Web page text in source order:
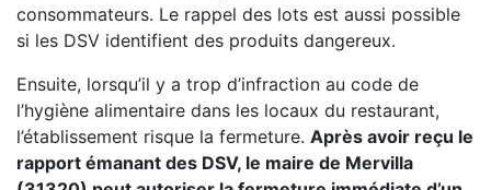
consommateurs. Le rappel des lots est aussi possible
si les DSV identifient des produits dangereux.
Ensuite, lorsqu’il y a trop d’infraction au code de
l’hygiène alimentaire dans les locaux du restaurant,
l’établissement risque la fermeture. Après avoir reçu le
rapport émanant des DSV, le maire de Mervilla